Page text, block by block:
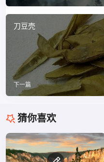
刀豆壳
下一篇
猜你喜欢